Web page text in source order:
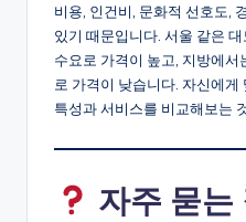
비용, 인건비, 문화적 선호도,
있기 때문입니다. 서울 같은
수요로 가격이 높고, 지방에
로 가격이 낮습니다. 자신에
특성과 서비스를 비교해보는
자주 묻